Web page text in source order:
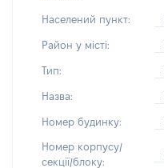
Населений пункт:
Район у місті:
Тип:
Назва:
Номер будинку:
Номер корпусу/
секції/блоку: